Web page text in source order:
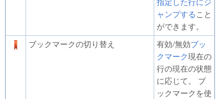
ャンプすること
ができます。
ブックマークの切り替え
有効/無効ブッ
クマーク現在の
行の現在の状態
に応じて。 ブ
ックマークを使